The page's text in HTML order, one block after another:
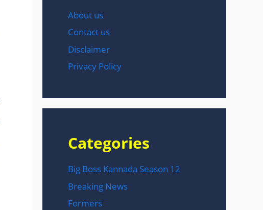
About us
Contact us
Disclaimer
Privacy Policy
Categories
Big Boss Kannada Season 12
Breaking News
Formers